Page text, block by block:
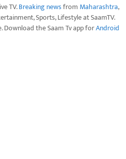
TV.Breaking newsfrom Maharashtra,
Sports, Lifestyle at SaamTV.
Download the Saam Tv app forAndroid